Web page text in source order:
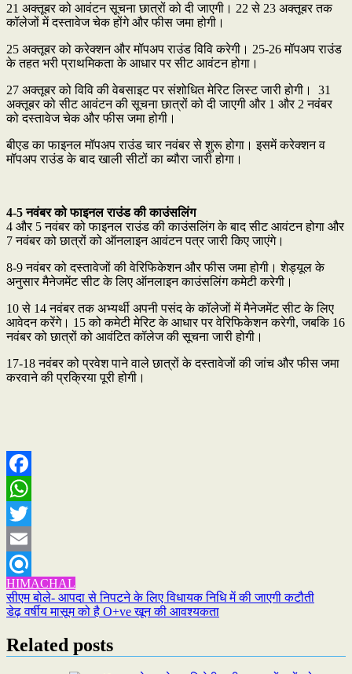
21 अक्तूबर को आवंटन सूचना छात्रों को दी जाएगी। 22 से 23 अक्तूबर तक
कॉलेजों में दस्तावेज चेक होंगे और फीस जमा होगी।
25 अक्तूबर को करेक्शन और मॉपअप राउंड विवि करेगी। 25-26 मॉपअप राउंड
के तहत भरी प्राथमिकता के आधार पर सीट आवंटन होगा।
27 अक्तूबर को विवि की वेबसाइट पर संशोधित मेरिट लिस्ट जारी होगी। 31
अक्तूबर को सीट आवंटन की सूचना छात्रों को दी जाएगी और 1 और 2 नवंबर
को दस्तावेज चेक और फीस जमा होगी।
बीएड का फाइनल मॉपअप राउंड चार नवंबर से शुरू होगा। इसमें करेक्शन व
मॉपअप राउंड के बाद खाली सीटों का ब्यौरा जारी होगा।
4-5 नवंबर को फाइनल राउंड की काउंसलिंग
4 और 5 नवंबर को फाइनल राउंड की काउंसलिंग के बाद सीट आवंटन होगा और
7 नवंबर को छात्रों को ऑनलाइन आवंटन पत्र जारी किए जाएंगे।
8-9 नवंबर को दस्तावेजों की वेरिफिकेशन और फीस जमा होगी। शेड्यूल के
अनुसार मैनेजमेंट सीट के लिए ऑनलाइन काउंसलिंग कमेटी करेगी।
10 से 14 नवंबर तक अभ्यर्थी अपनी पसंद के कॉलेजों में मैनेजमेंट सीट के लिए
आवेदन करेंगे। 15 को कमेटी मेरिट के आधार पर वेरिफिकेशन करेगी, जबकि 16
नवंबर को छात्रों को आवंटित कॉलेज की सूचना जारी होगी।
17-18 नवंबर को प्रवेश पाने वाले छात्रों के दस्तावेजों की जांच और फीस जमा
करवाने की प्रक्रिया पूरी होगी।
Facebook
WhatsApp
Twitter
Email
Refind
HIMACHAL
Post
navigation
सीएम बोले- आपदा से निपटने के लिए विधायक निधि में की जाएगी कटौती
डेढ़ वर्षीय मासूम को है O+ve खून की आवश्यकता
Related posts